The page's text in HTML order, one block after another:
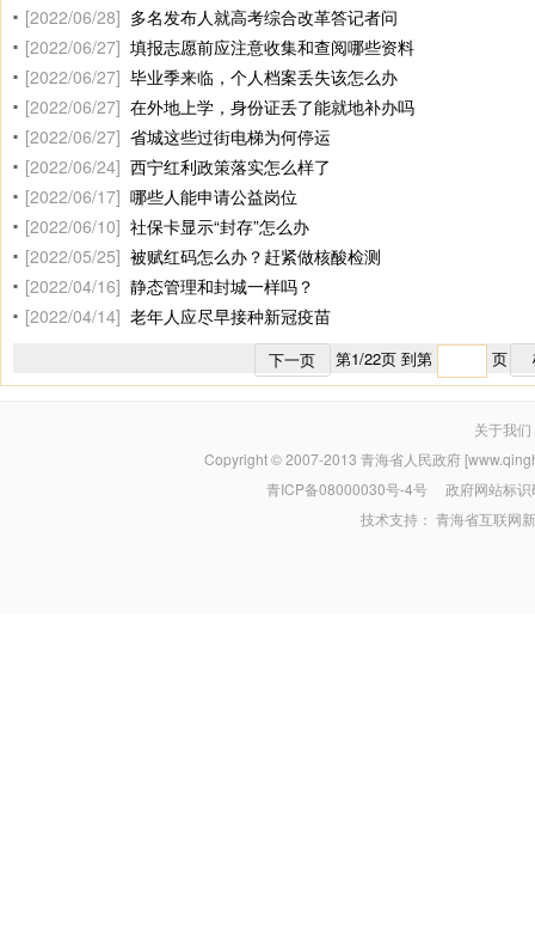
[2022/06/28] 多名发布人就高考综合改革答记者问
[2022/06/27] 填报志愿前应注意收集和查阅哪些资料
[2022/06/27] 毕业季来临，个人档案丢失该怎么办
[2022/06/27] 在外地上学，身份证丢了能就地补办吗
[2022/06/27] 省城这些过街电梯为何停运
[2022/06/24] 西宁红利政策落实怎么样了
[2022/06/17] 哪些人能申请公益岗位
[2022/06/10] 社保卡显示“封存”怎么办
[2022/05/25] 被赋红码怎么办？赶紧做核酸检测
[2022/04/16] 静态管理和封城一样吗？
[2022/04/14] 老年人应尽早接种新冠疫苗
下一页 第1/22页 到第 页
关于我们
Copyright © 2007-2013 青海省人民政府
青ICP备08000030号-4号 政府网站标
技术支持：青海省互联网